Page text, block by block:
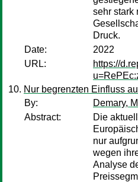
sehr stark
Druck.
Date:
2022
URL:
https://
Nur begrenzten Einfluss
By:
Demary,
Abstract:
Die
nur
wegen
Analyse